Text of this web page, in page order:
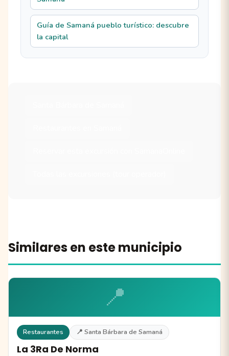
Guía de Samaná pueblo turístico: descubre
la capital
Similares en este municipio
📍
Restaurantes 📍 Santa Bárbara de Samaná
La 3Ra De Norma